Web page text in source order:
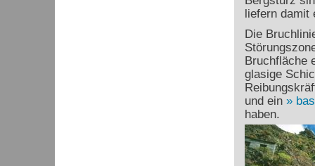
liefern damit
Die
Bruchfläche
glasige
und ein
haben.